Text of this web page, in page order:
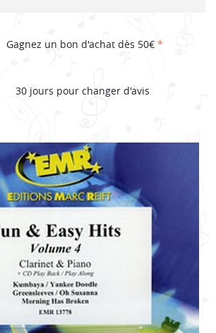
Gagnez un bon d'achat dès 50€ *
30 jours pour changer d'avis